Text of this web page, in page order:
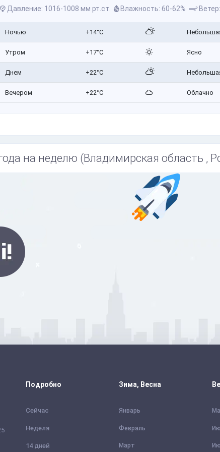
Давление: 1016-1008 мм рт.ст. Влажность: 60-62%
Ночью +14°C
Утром +17°C Ясно
Днем +22°C
Вечером +22°C Облачно
на неделю (Владимирская область ,
Подробно
Сейчас
Неделя
14 дней
Зима, Весна
Январь
Февраль
Март